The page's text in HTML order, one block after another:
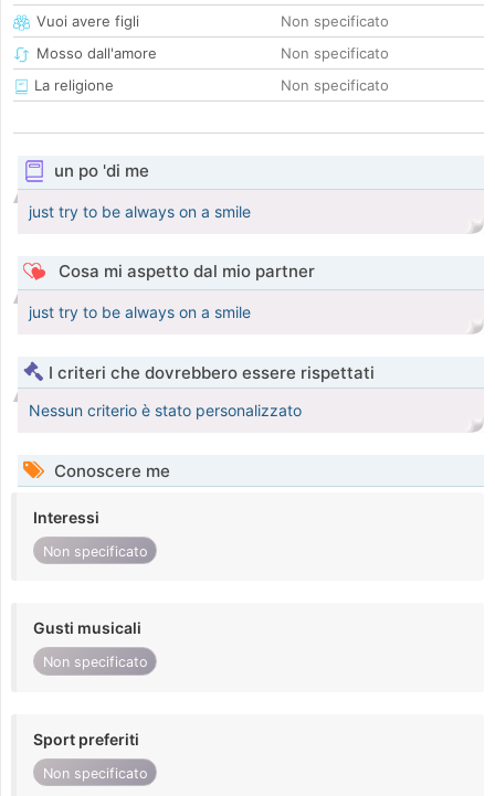
Vuoi avere figli
Non specificato
Mosso dall'amore
Non specificato
La religione
Non specificato
un po 'di me
just try to be always on a smile
Cosa mi aspetto dal mio partner
just try to be always on a smile
I criteri che dovrebbero essere rispettati
Nessun criterio è stato personalizzato
Conoscere me
Interessi
Non specificato
Gusti musicali
Non specificato
Sport preferiti
Non specificato